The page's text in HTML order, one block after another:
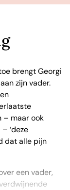
brengt Georgi
zijn vader.
– maar ook
‘deze
dat alle pijn
een vader,